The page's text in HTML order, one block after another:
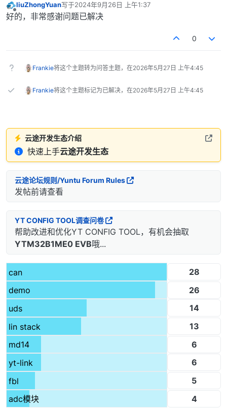
离线
liuZhongYuan写于2024年9月26日 上午1:37
最后由 编辑
好的，非常感谢问题已解决
0
Frankie将这个主题转为问答主题，在2026年5月27日 上午4:45
Frankie将这个主题标记为已解决，在2026年5月27日 上午4:45
云途开发生态介绍
快速上手云途开发生态
云途论坛规则/Yuntu Forum Rules
发帖前请查看
YT CONFIG TOOL调查问卷
帮助改进和优化YT CONFIG TOOL，有机会抽取
YTM32B1ME0 EVB哦...
can
28
demo
26
uds
14
lin stack
13
md14
6
yt-link
6
fbl
5
adc模块
4